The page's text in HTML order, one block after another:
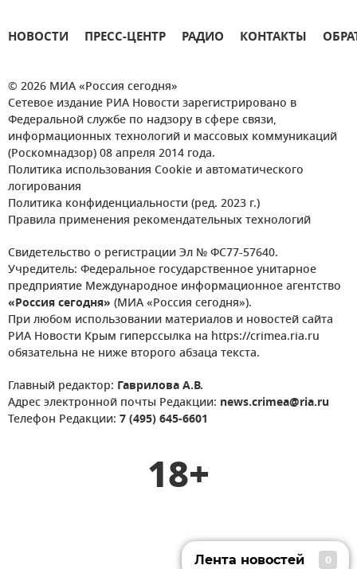
НОВОСТИ ПРЕСС-ЦЕНТР РАДИО КОНТАКТЫ
© 2026 МИА «Россия сегодня»
Сетевое издание РИА Новости зарегистрировано в
Федеральной службе по надзору в сфере связи,
информационных технологий и массовых коммуникаций
(Роскомнадзор) 08 апреля 2014 года.
Политика использования Cookie и автоматического
логирования
Политика конфиденциальности (ред. 2023 г.)
Правила применения рекомендательных технологий
Свидетельство о регистрации Эл № ФС77-57640.
Учредитель: Федеральное государственное унитарное
предприятие Международное информационное агентство
«Россия сегодня» (МИА «Россия сегодня»).
При любом использовании материалов и новостей сайта
РИА Новости Крым гиперссылка на https://crimea.ria.ru
обязательна не ниже второго абзаца текста.
Главный редактор: Гаврилова А.В.
Адрес электронной почты Редакции: news.crimea@ria.ru
Телефон Редакции: 7 (495) 645-6601
18+
Лента новостей 0